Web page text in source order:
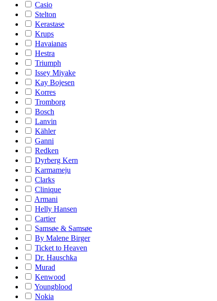
Casio
Stelton
Kerastase
Krups
Havaianas
Hestra
Triumph
Issey Miyake
Kay Bojesen
Korres
Tromborg
Bosch
Lanvin
Kähler
Ganni
Redken
Dyrberg Kern
Karmameju
Clarks
Clinique
Armani
Helly Hansen
Cartier
Samsøe & Samsøe
By Malene Birger
Ticket to Heaven
Dr. Hauschka
Murad
Kenwood
Youngblood
Nokia